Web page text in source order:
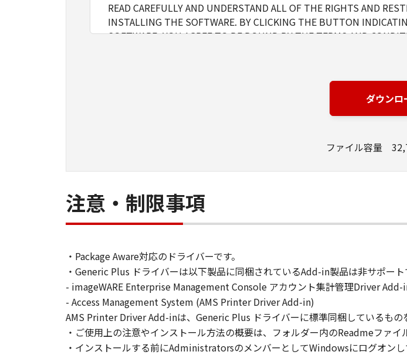
READ CAREFULLY AND UNDERSTAND ALL OF THE RIGHTS AND
INSTALLING THE SOFTWARE. BY CLICKING THE BUTTON
SOFTWARE, YOU AGREE TO BE BOUND BY THE TERMS AND
Canon grants you a personal, limited and non-exclusive license to
installing, accessing, executing or displaying) the SOFTWARE
You may allow other users of other computers connected to your
borne by you hereunder.
You may make one copy of the SOFTWARE solely for a back-up
loan, convey or transfer to any third party the SOFTWARE. You
language, modify, disassemble, decompile or otherwise reverse
do so.
3. COPYRIGHT NOTICE
You shall not modify, remove or delete any copyright notice of
copy thereof.
ダウンロ
ファイル容量
注意・制限事項
・Package Aware対応のドライバーです。
・Generic Plus ドライバーは以下製品に同梱されているAdd-in製品は非サポート
- imageWARE Enterprise Management Console アカウント集計管理Driver Add-
- Access Management System (AMS Printer Driver Add-in)
AMS Printer Driver Add-inは、Generic Plus ドライバーに標準同梱しているもの
・ご使用上の注意やインストール方法の概要は、フォルダー内のReadmeファイ
・インストールする前にAdministratorsのメンバーとしてWindowsにログオンし